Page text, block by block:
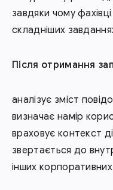
завдяки чому
складніших
Після отримання
аналізує зміст
визначає намір
враховує контекст
звертається до
інших